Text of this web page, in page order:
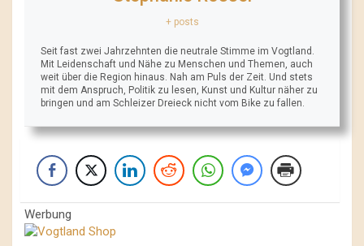
+ posts
Seit fast zwei Jahrzehnten die neutrale Stimme im Vogtland.
Mit Leidenschaft und Nähe zu Menschen und Themen, auch
weit über die Region hinaus. Nah am Puls der Zeit. Und stets
mit dem Anspruch, Politik zu lesen, Kunst und Kultur näher zu
bringen und am Schleizer Dreieck nicht vom Bike zu fallen.
Werbung